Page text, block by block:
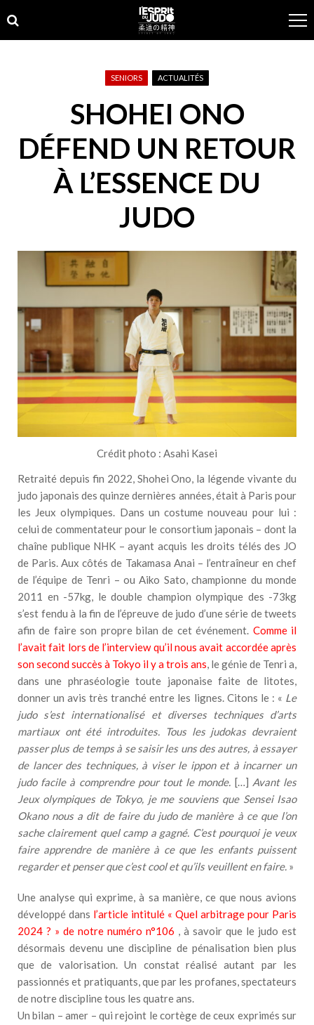
to
navigation
to
content
SENIORS ACTUALITÉS
SHOHEI ONO
DÉFEND UN RETOUR
À L’ESSENCE DU
JUDO
Crédit photo : Asahi Kasei
Retraité depuis fin 2022, Shohei Ono, la légende vivante du
judo japonais des quinze dernières années, était à Paris pour
les Jeux olympiques. Dans un costume nouveau pour lui :
celui de commentateur pour le consortium japonais – dont la
chaîne publique NHK – ayant acquis les droits télés des JO
de Paris. Aux côtés de Takamasa Anai – l’entraîneur en chef
de l’équipe de Tenri – ou Aiko Sato, championne du monde
2011 en -57kg, le double champion olympique des -73kg
s’est fendu à la fin de l’épreuve de judo d’une série de tweets
afin de faire son propre bilan de cet événement. Comme il
l’avait fait lors de l’interview qu’il nous avait accordée après
son second succès à Tokyo il y a trois ans , le génie de Tenri a,
dans une phraséologie toute japonaise faite de litotes,
donner un avis très tranché entre les lignes. Citons le : « Le
judo s’est internationalisé et diverses techniques d’arts
martiaux ont été introduites. Tous les judokas devraient
passer plus de temps à se saisir les uns des autres, à essayer
de lancer des techniques, à viser le ippon et à incarner un
judo facile à comprendre pour tout le monde. […] Avant les
Jeux olympiques de Tokyo, je me souviens que Sensei Isao
Okano nous a dit de faire du judo de manière à ce que l’on
sache clairement quel camp a gagné. C’est pourquoi je veux
faire apprendre de manière à ce que les enfants puissent
regarder et penser que c’est cool et qu’ils veuillent en faire. »
Une analyse qui exprime, à sa manière, ce que nous avions
développé dans l’article intitulé « Quel arbitrage pour Paris
2024 ? » de notre numéro n°106 , à savoir que le judo est
désormais devenu une discipline de pénalisation bien plus
que de valorisation. Un constat réalisé autant par les
passionnés et pratiquants, que par les profanes, spectateurs
de notre discipline tous les quatre ans.
Un bilan – amer – qui rejoint le cortège de ceux exprimés sur